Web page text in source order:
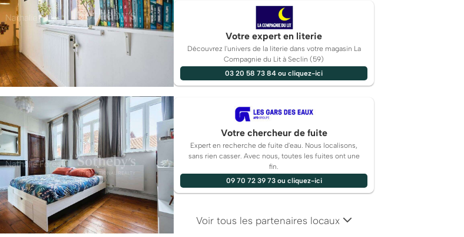
Votre expert en literie
Découvrez l'univers de la literie dans votre magasin La
Compagnie du Lit à Seclin (59)
03 20 58 73 84 ou cliquez-ici
Votre chercheur de fuite
Expert en recherche de fuite d'eau. Nous localisons,
sans rien casser. Avec nous, toutes les fuites ont une
fin.
09 70 72 39 73 ou cliquez-ici
Voir tous les partenaires locaux